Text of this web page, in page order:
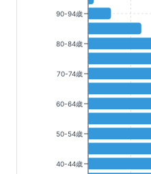
90-94歳
80-84歳
70-74歳
60-64歳
50-54歳
40-44歳